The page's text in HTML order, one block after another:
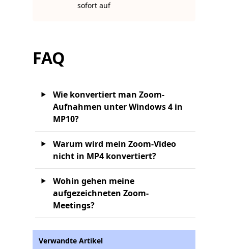
sofort auf
FAQ
Wie konvertiert man Zoom-
Aufnahmen unter Windows 4 in
MP10?
Warum wird mein Zoom-Video
nicht in MP4 konvertiert?
Wohin gehen meine
aufgezeichneten Zoom-
Meetings?
Verwandte Artikel